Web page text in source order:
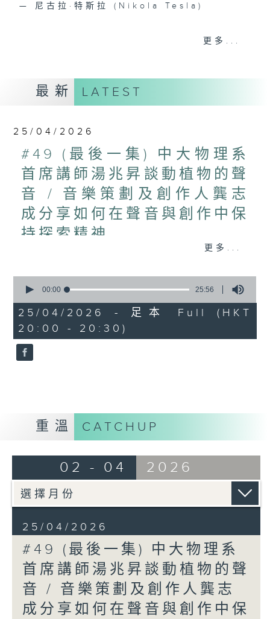
— 尼古拉·特斯拉 (Nikola Tesla)
聲音，正是關乎能量、頻率、共振。它是科技
聲音，也是藝術，甚至具治療的功能。
節目由香港科技大學夏利萊博士物理學助理教
授傅凱駿主持，以聲音的科學與美學為主題，
從既學術又生活化的層面切入，打開聲音世界
的奧秘 。
#香港電台文教組
更多...
最新 LATEST
25/04/2026
#49 (最後一集) 中大物理系
首席講師湯兆昇談動植物的聲
音 / 音樂策劃及創作人龔志
成分享如何在聲音與創作中保
持探索精神
今集《凡聲流動》來到最後一集，今集主持
係。原來，聲音不只屬於人類，也深深影響
著鳥類、鯨魚、大象，甚至植物的生長與反
應。小鳥會因為城市噪音而改變叫聲，鯨魚
可能因船隻低頻聲而難以溝通，植物亦可能
因外界震動而作出回應，這些看似遙遠的現
卻無處不在的能量。
到了聲音美學環節，龔志成則從藝術角度出
發，分享如何在聲音與創作中保持探索精
神，並提醒大家：傳統值得尊重，但更重要
的是繼續發展與突破。
更多...
seconds
25
minutes,
56
seconds
00:00 25:56
25/04/2026 - 足本 Full (HKT
20:00 - 20:30)
重溫 CATCHUP
02 - 04 2026
25/04/2026
#49 (最後一集) 中大物理系
首席講師湯兆昇談動植物的聲
音 / 音樂策劃及創作人龔志
成分享如何在聲音與創作中保